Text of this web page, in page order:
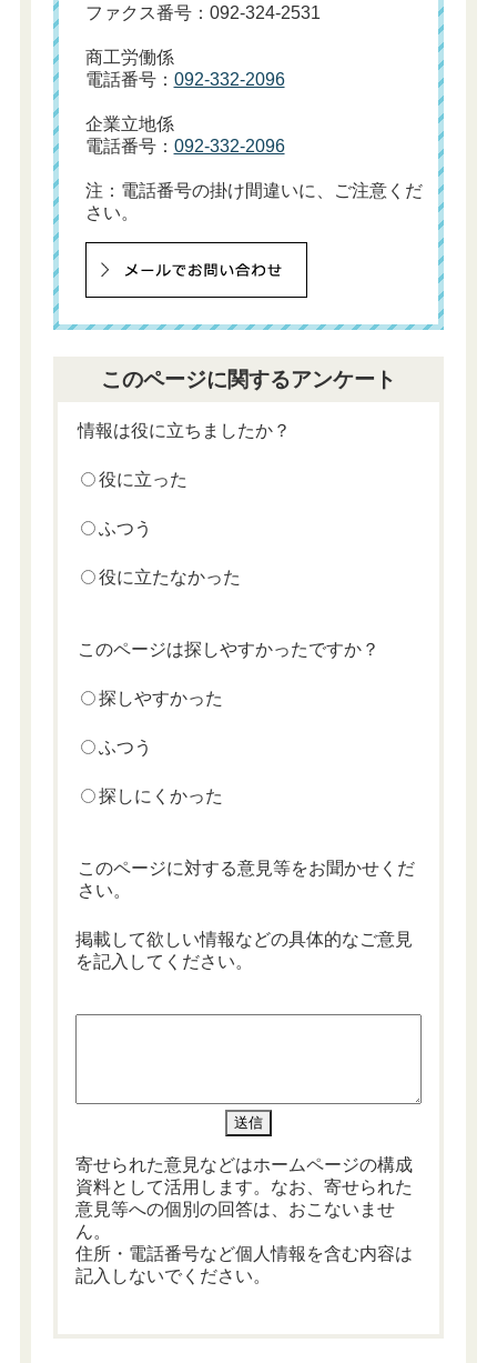
ファクス番号：092-324-2531
商工労働係
電話番号： 092-332-2096
企業立地係
電話番号： 092-332-2096
注：電話番号の掛け間違いに、ご注意くだ
さい。
このページに関するアンケート
情報は役に立ちましたか？
役に立った
ふつう
役に立たなかった
このページは探しやすかったですか？
探しやすかった
ふつう
探しにくかった
このページに対する意見等をお聞かせくだ
さい。
掲載して欲しい情報などの具体的なご意見
を記入してください。
寄せられた意見などはホームページの構成
資料として活用します。なお、寄せられた
意見等への個別の回答は、おこないませ
ん。
住所・電話番号など個人情報を含む内容は
記入しないでください。